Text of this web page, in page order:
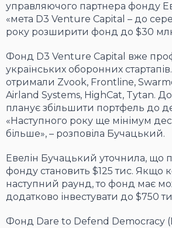
управляючого партнера фонду
«мета D3 Venture Capital – до
року розширити фонд до $30
Фонд D3 Venture Capital вже
українських оборонних стартапів.
отримали Zvook, Frontline,
Airland Systems, HighCat, Tytan. До
планує збільшити портфель до
«Наступного року ще мінімум
більше», – розповіла Бучацький.
Евелін Бучацький уточнила, що
фонду становить $125 тис. Якщо
наступний раунд, то фонд має
додатково інвестувати до $750
Фонд Dare to Defend Democracy